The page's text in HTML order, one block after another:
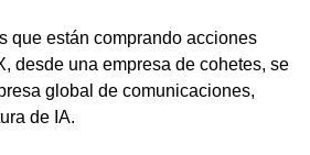
que están comprando acciones
desde una empresa de cohetes, se
global de comunicaciones,
de IA.